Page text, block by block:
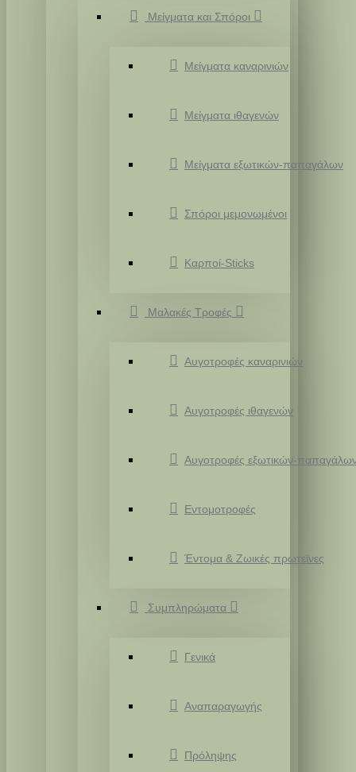
Μείγματα και Σπόροι
Μείγματα καναρινιών
Μείγματα ιθαγενών
Μείγματα εξωτικών-παπαγάλων
Σπόροι μεμονωμένοι
Καρποί-Sticks
Μαλακές Τροφές
Αυγοτροφές καναρινιών
Αυγοτροφές ιθαγενών
Αυγοτροφές εξωτικών-
Εντομοτροφές
Έντομα & Ζωικές πρωτεϊνες
Συμπληρώματα
Γενικά
Αναπαραγωγής
Πρόληψης